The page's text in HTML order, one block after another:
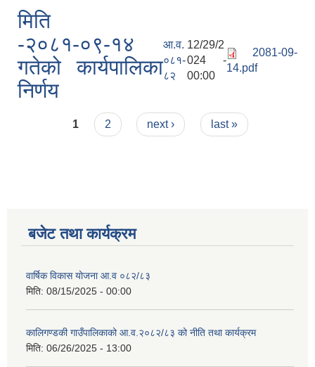
मिति
-२०८१-०९-१४
गतेको कार्यपालिका
निर्णय
आ.व.
०८१-
८२
12/29/2
024 -
00:00
2081-09-
14.pdf
Pages
1 2 next › last »
बजेट तथा कार्यक्रम
वार्षिक विकास योजना आ.व ०८२/८३
मिति: 08/15/2025 - 00:00
कालिगण्डकी गाउँपालिकाको आ.व.२०८२/८३ को नीति तथा कार्यक्रम
मिति: 06/26/2025 - 13:00